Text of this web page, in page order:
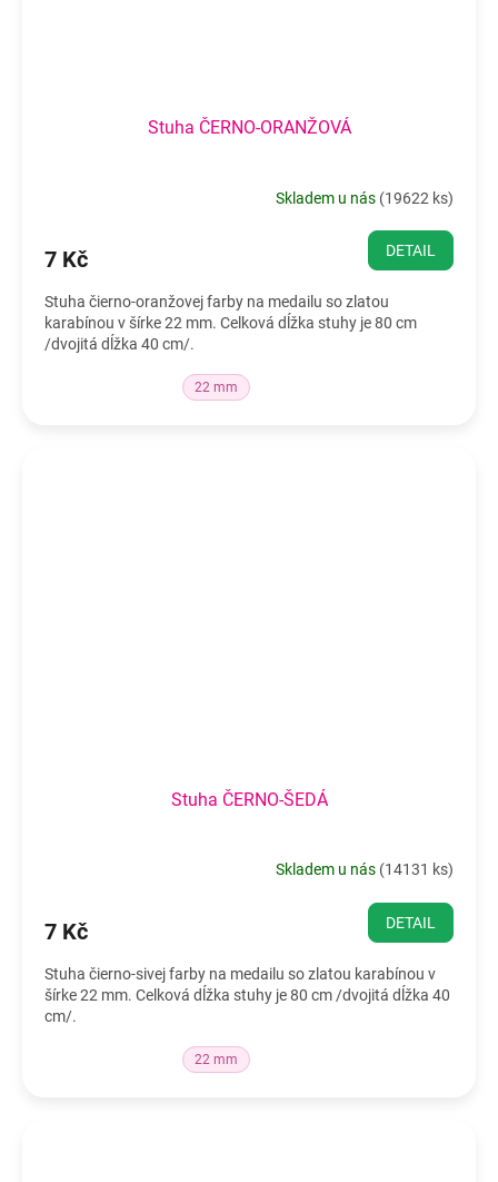
Stuha ČERNO-ORANŽOVÁ
Skladem u nás (19622 ks)
7 Kč DETAIL
Stuha čierno-oranžovej farby na medailu so zlatou
karabínou v šírke 22 mm. Celková dĺžka stuhy je 80 cm
/dvojitá dĺžka 40 cm/.
22 mm
Stuha ČERNO-ŠEDÁ
Skladem u nás (14131 ks)
7 Kč DETAIL
Stuha čierno-sivej farby na medailu so zlatou karabínou v
šírke 22 mm. Celková dĺžka stuhy je 80 cm /dvojitá dĺžka 40
cm/.
22 mm